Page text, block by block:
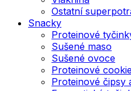
Ostatní
Snacky
Proteinové
Sušené maso
Sušené ovoce
Proteinové
Proteinové čipsy